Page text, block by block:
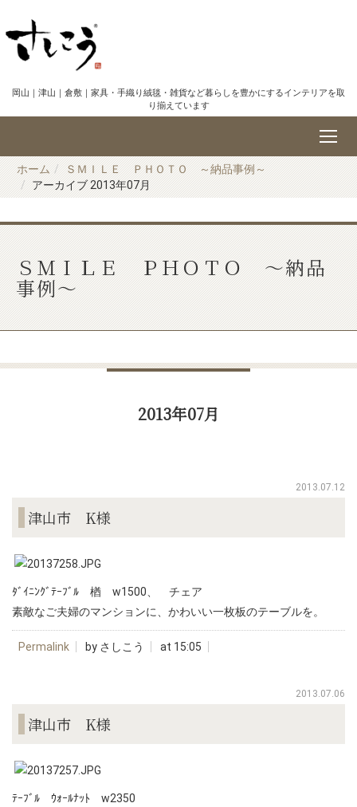
岡山｜津山｜倉敷｜家具・手織り絨毯・雑貨など暮らしを豊かにするインテリアを取
り揃えています
ホーム
ＳＭＩＬＥ ＰＨＯＴＯ ～納品事例～
アーカイブ 2013年07月
ＳＭＩＬＥ ＰＨＯＴＯ ～納品
事例～
2013年07月
2013.07.12
津山市 K様
ﾀﾞｲﾆﾝｸﾞﾃｰﾌﾞﾙ 楢 w1500、 チェア
素敵なご夫婦のマンションに、かわいい一枚板のテーブルを。
Permalink by さしこう at 15:05
2013.07.06
津山市 K様
ﾃｰﾌﾞﾙ ｳｫｰﾙﾅｯﾄ w2350